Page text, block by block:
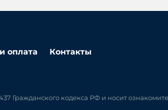
оплата Контакты
Гражданского кодекса РФ и носит